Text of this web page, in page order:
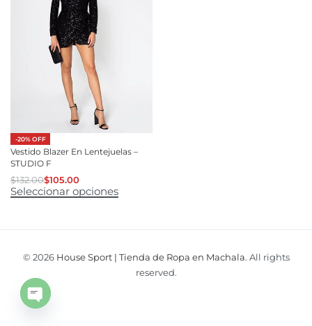
-20% OFF
Vestido Blazer En Lentejuelas –
STUDIO F
$132.00$105.00
Seleccionar opciones
© 2026 House Sport | Tienda de Ropa en Machala. All rights
reserved.
Open